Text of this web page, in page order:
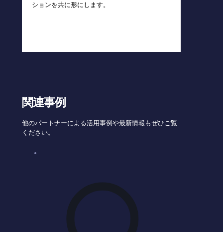
ションを共に形にします。
関連事例
他のパートナーによる活用事例や最新情報もぜひご覧
ください。